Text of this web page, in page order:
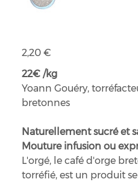
Prix
2,20 €
22€ /kg
Yoann Gouéry,
bretonnes
Naturellement sucré et
Mouture infusion ou
L'orgé, le café d'orge
torréfié, est un produit